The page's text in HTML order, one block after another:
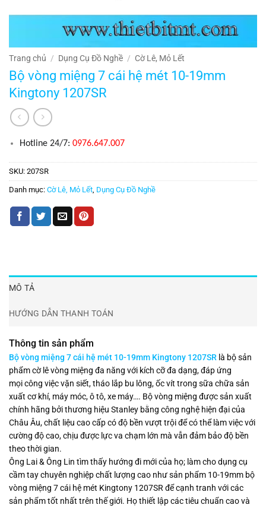
Trang chủ / Dụng Cụ Đồ Nghề / Cờ Lê, Mỏ Lết
Bộ vòng miệng 7 cái hệ mét 10-19mm
Kingtony 1207SR
Hotline 24/7:0976.647.007
SKU: 207SR
Danh mục: Cờ Lê, Mỏ Lết Dụng Cụ Đồ Nghề
MÔ TẢ
HƯỚNG DẪN THANH TOÁN
Thông tin sản phẩm
Bộ vòng miệng 7 cái hệ mét 10-19mm Kingtony 1207SR là bộ sản
phẩm cờ lê vòng miệng đa năng với kích cỡ đa dạng, đáp ứng
mọi công việc vặn siết, tháo lắp bu lông, ốc vít trong sữa chữa sản
xuất cơ khí, máy móc, ô tô, xe máy…. Bộ vòng miệng được sản xuất
chính hãng bởi thương hiệu Stanley bằng công nghệ hiện đại của
Châu Âu, chất liệu cao cấp có độ bền vượt trội để có thể làm việc với
cường độ cao, chịu được lực va chạm lớn mà vẫn đảm bảo độ bền
theo thời gian.
Ông Lai & Ông Lin tìm thấy hướng đi mới của họ; làm cho dụng cụ
cầm tay chuyên nghiệp chất lượng cao như sản phẩm 10-19mm bộ
vòng miệng 7 cái hệ mét Kingtony 1207SR để cạnh tranh với các
sản phẩm tốt nhất trên thế giới. Họ thiết lập các tiêu chuẩn cao và